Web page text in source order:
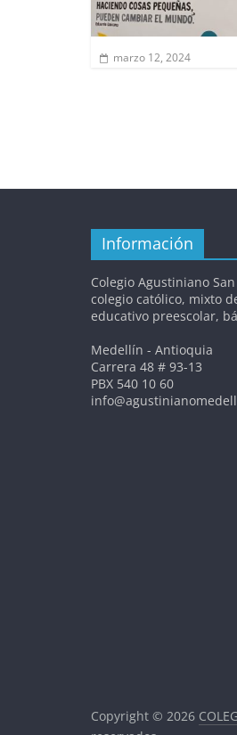
marzo 12, 2024
Información
Colegio Agustiniano
colegio católico, mixto
educativo preescolar,
Medellín - Antioquia
Carrera 48 # 93-13
PBX 540 10 60
Copyright © 2026